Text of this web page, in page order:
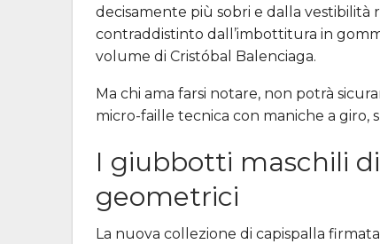
decisamente più sobri e dalla vestibilità
contraddistinto dall’imbottitura in
volume di Cristóbal Balenciaga.
Ma chi ama farsi notare, non potrà
micro-faille tecnica con maniche a giro,
I giubbotti maschili
geometrici
La nuova collezione di capispalla firmata